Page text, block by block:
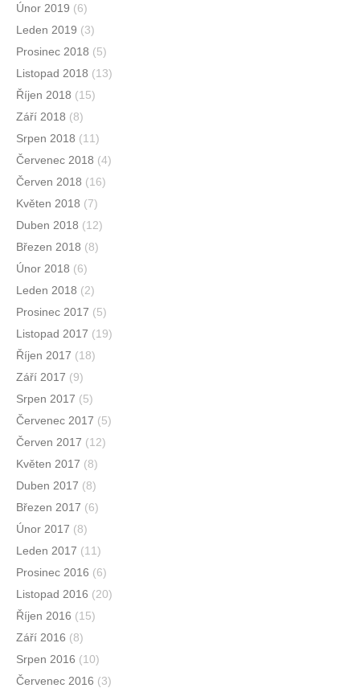
Únor 2019 (6)
Leden 2019 (3)
Prosinec 2018 (5)
Listopad 2018 (13)
Říjen 2018 (15)
Září 2018 (8)
Srpen 2018 (11)
Červenec 2018 (4)
Červen 2018 (16)
Květen 2018 (7)
Duben 2018 (12)
Březen 2018 (8)
Únor 2018 (6)
Leden 2018 (2)
Prosinec 2017 (5)
Listopad 2017 (19)
Říjen 2017 (18)
Září 2017 (9)
Srpen 2017 (5)
Červenec 2017 (5)
Červen 2017 (12)
Květen 2017 (8)
Duben 2017 (8)
Březen 2017 (6)
Únor 2017 (8)
Leden 2017 (11)
Prosinec 2016 (6)
Listopad 2016 (20)
Říjen 2016 (15)
Září 2016 (8)
Srpen 2016 (10)
Červenec 2016 (3)